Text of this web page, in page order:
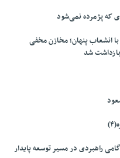
که پژمرده نمی‌شود
انشعاب پنهان؛ مخازن مخفی
شد
راهبردی در مسیر توسعه پایدار